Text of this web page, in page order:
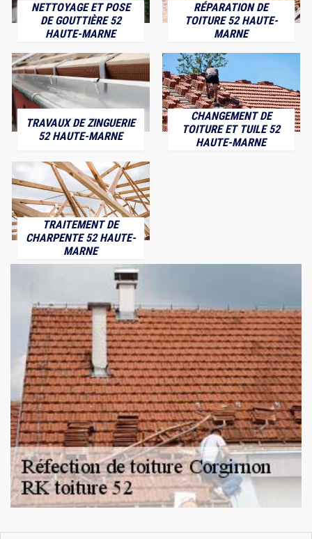
NETTOYAGE ET POSE
DE GOUTTIÈRE 52
HAUTE-MARNE
RÉPARATION DE
TOITURE 52 HAUTE-
MARNE
TRAVAUX DE ZINGUERIE
52 HAUTE-MARNE
CHANGEMENT DE
TOITURE ET TUILE 52
HAUTE-MARNE
TRAITEMENT DE
CHARPENTE 52 HAUTE-
MARNE